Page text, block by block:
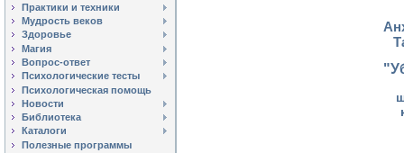
Практики и техники
Мудрость веков
Здоровье
Магия
Вопрос-ответ
Психологические тесты
Психологическая помощь
Новости
Библиотека
Каталоги
Полезные программы